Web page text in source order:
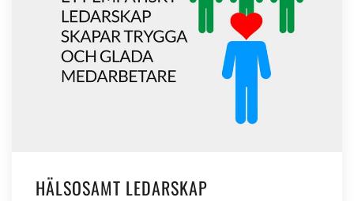
HÄLSOSAMT LEDARSKAP